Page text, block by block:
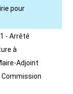
pour
- Arrêté
à
Adjoint